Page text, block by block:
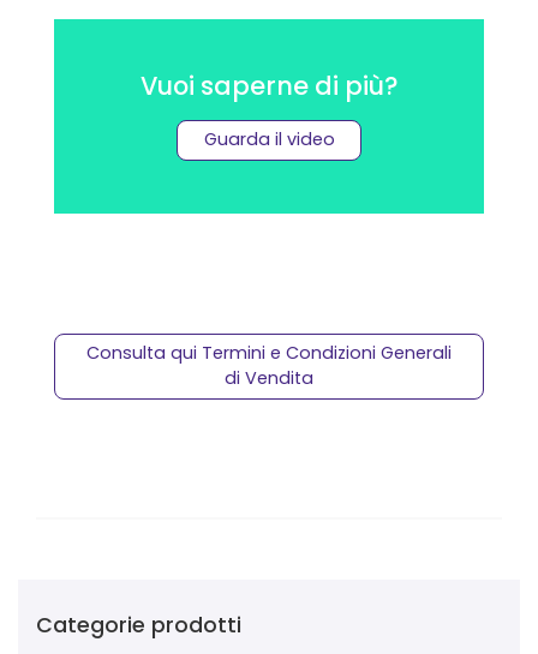
Vuoi saperne di più?
Guarda il video
Consulta qui Termini e Condizioni Generali
di Vendita
Categorie prodotti